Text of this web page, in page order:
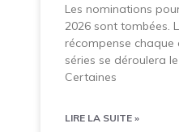
Les nominations
2026 sont tombées.
récompense chaque
séries se déroulera
Certaines
LIRE LA SUITE »